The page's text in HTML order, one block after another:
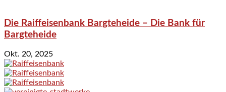
Die Raiffeisenbank Bargteheide – Die Bank für
Bargteheide
Okt. 20, 2025